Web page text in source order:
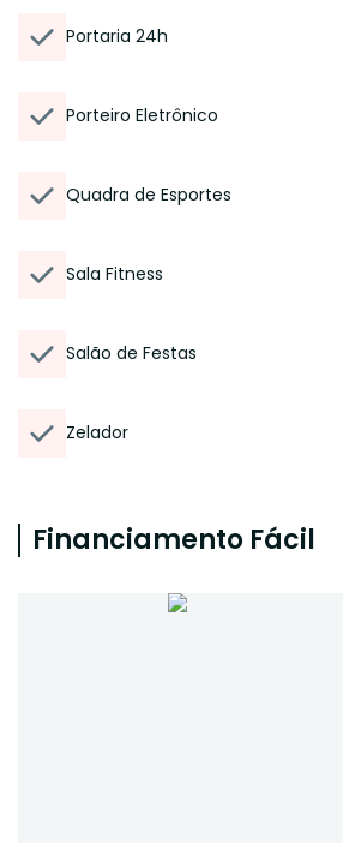
Portaria 24h
Porteiro Eletrônico
Quadra de Esportes
Sala Fitness
Salão de Festas
Zelador
Financiamento Fácil